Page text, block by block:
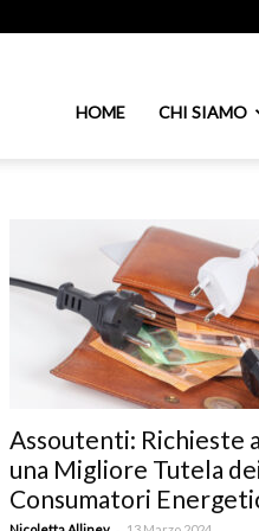
HOME CHI SIAMO
Assoutenti: Richieste
una Migliore Tutela
Consumatori